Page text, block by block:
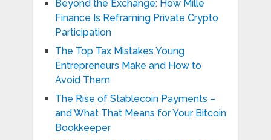
Beyond the Exchange: How Mille
Finance Is Reframing Private Crypto
Participation
The Top Tax Mistakes Young
Entrepreneurs Make and How to
Avoid Them
The Rise of Stablecoin Payments –
and What That Means for Your Bitcoin
Bookkeeper